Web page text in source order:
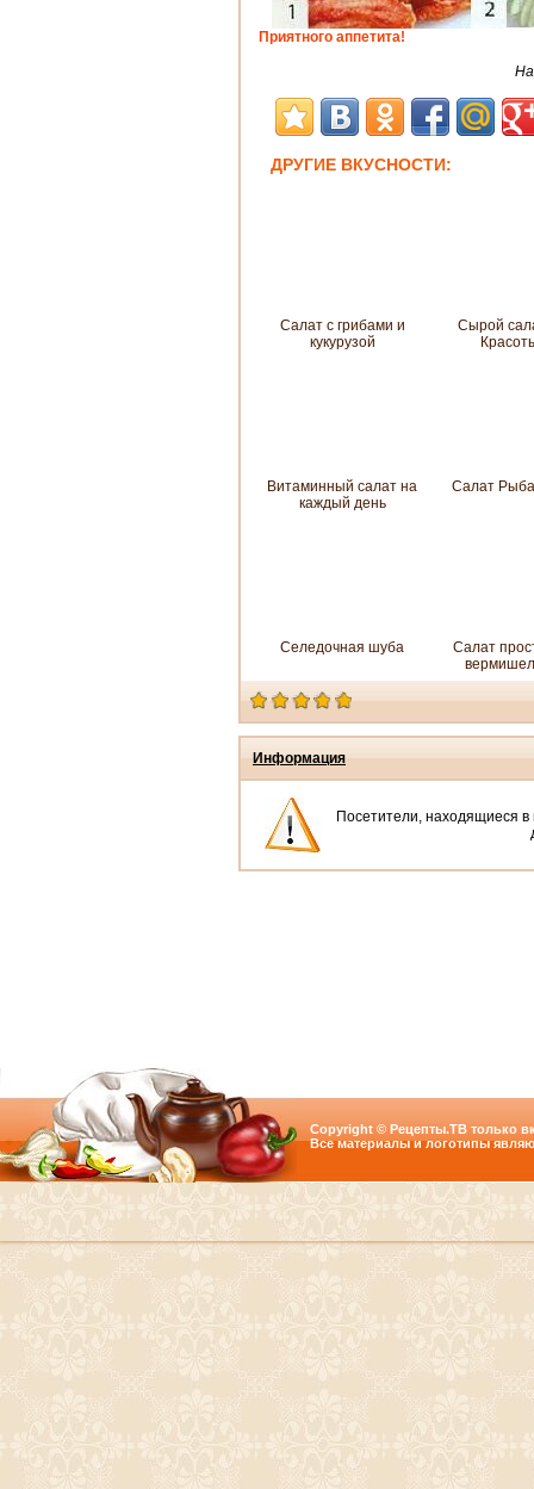
Приятного аппетита!
ДРУГИЕ ВКУСНОСТИ:
Салат с грибами и
кукурузой
Сырой
Витаминный салат на
каждый день
Салат
Селедочная шуба
Салат
Информация
Посетители, находящиеся в
Copyright © Рецепты.ТВ только
Все материалы и логотипы